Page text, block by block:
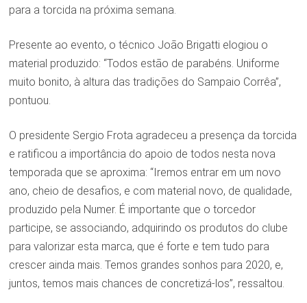
para a torcida na próxima semana.
Presente ao evento, o técnico João Brigatti elogiou o
material produzido: “Todos estão de parabéns. Uniforme
muito bonito, à altura das tradições do Sampaio Corrêa”,
pontuou.
O presidente Sergio Frota agradeceu a presença da torcida
e ratificou a importância do apoio de todos nesta nova
temporada que se aproxima: “Iremos entrar em um novo
ano, cheio de desafios, e com material novo, de qualidade,
produzido pela Numer. É importante que o torcedor
participe, se associando, adquirindo os produtos do clube
para valorizar esta marca, que é forte e tem tudo para
crescer ainda mais. Temos grandes sonhos para 2020, e,
juntos, temos mais chances de concretizá-los”, ressaltou.